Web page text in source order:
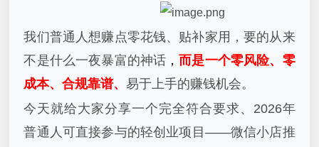
我们普通人想赚点零花钱、贴补家用，要的从来
不是什么一夜暴富的神话 ，而是一个零风险、零
成本、合规靠谱、易于上手的赚钱机会。
今天就给大家分享一个完全符合要求、2026年
普通人可直接参与的轻创业项目——微信小店推